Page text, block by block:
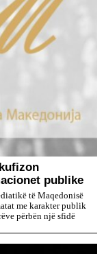
publike
të Maqedonisë
me karakter publik
përbën një sfidë